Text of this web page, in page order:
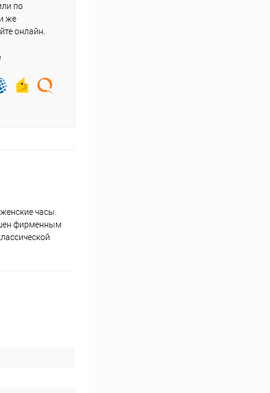
по
же
онлайн.
часы.
фирменным